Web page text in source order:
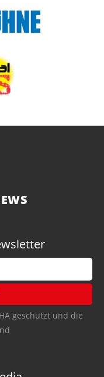
geschützt und die